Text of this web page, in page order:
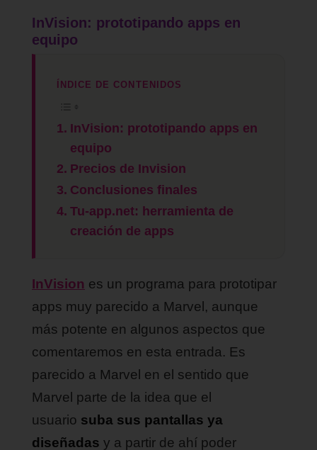
InVision: prototipando apps en
equipo
ÍNDICE DE CONTENIDOS
InVision: prototipando apps en
equipo
Precios de Invision
Conclusiones finales
Tu-app.net: herramienta de
creación de apps
InVision es un programa para prototipar
apps muy parecido a Marvel, aunque
más potente en algunos aspectos que
comentaremos en esta entrada. Es
parecido a Marvel en el sentido que
Marvel parte de la idea que el
usuario suba sus pantallas ya
diseñadas y a partir de ahí poder